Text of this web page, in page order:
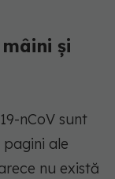
și
nCoV sunt
ale
nu există